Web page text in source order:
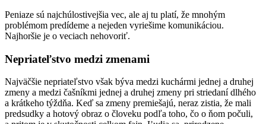
Peniaze sú najchúlostivejšia vec, ale aj tu platí, že mnohým
problémom predídeme a nejeden vyriešime komunikáciou.
Najhoršie je o veciach nehovoriť.
Nepriateľstvo medzi zmenami
Najväčšie nepriateľstvo však býva medzi kuchármi jednej a druhej
zmeny a medzi čašníkmi jednej a druhej zmeny pri striedaní dlhého
a krátkeho týždňa. Keď sa zmeny premiešajú, neraz zistia, že mali
predsudky a hotový obraz o človeku podľa toho, čo o ňom počuli,